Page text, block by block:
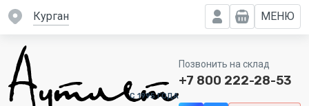
Курган МЕНЮ
C 1995 ГОДА
Позвонить на склад
+7 800 222-28-53